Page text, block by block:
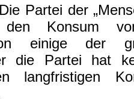
Partei der
Konsum
einige der
die Partei hat
langfristigen